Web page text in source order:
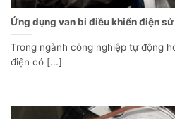
Ứng dụng van bi điều khiển điện
Trong ngành công nghiệp tự động
điện có [...]